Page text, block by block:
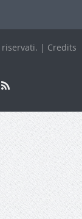
| Credits